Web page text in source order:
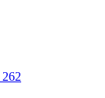
262